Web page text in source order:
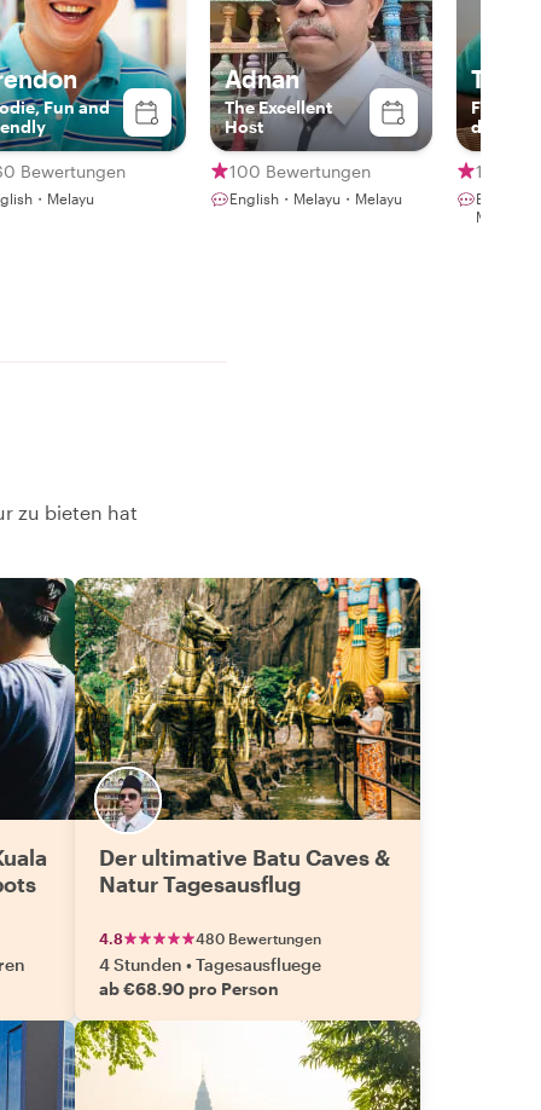
Fun and
Bewertungen
・Melayu
Adnan
The Excellent
Host
100 Bewertungen
English・Melayu・Melayu
TK
Foodie
diving
gaming
NLP
171
English
Melayu
zu bieten hat
Der ultimative Batu Caves &
Natur Tagesausflug
4.8 480 Bewertungen
4 Stunden •Tagesausfluege
ab €68.90 pro Person